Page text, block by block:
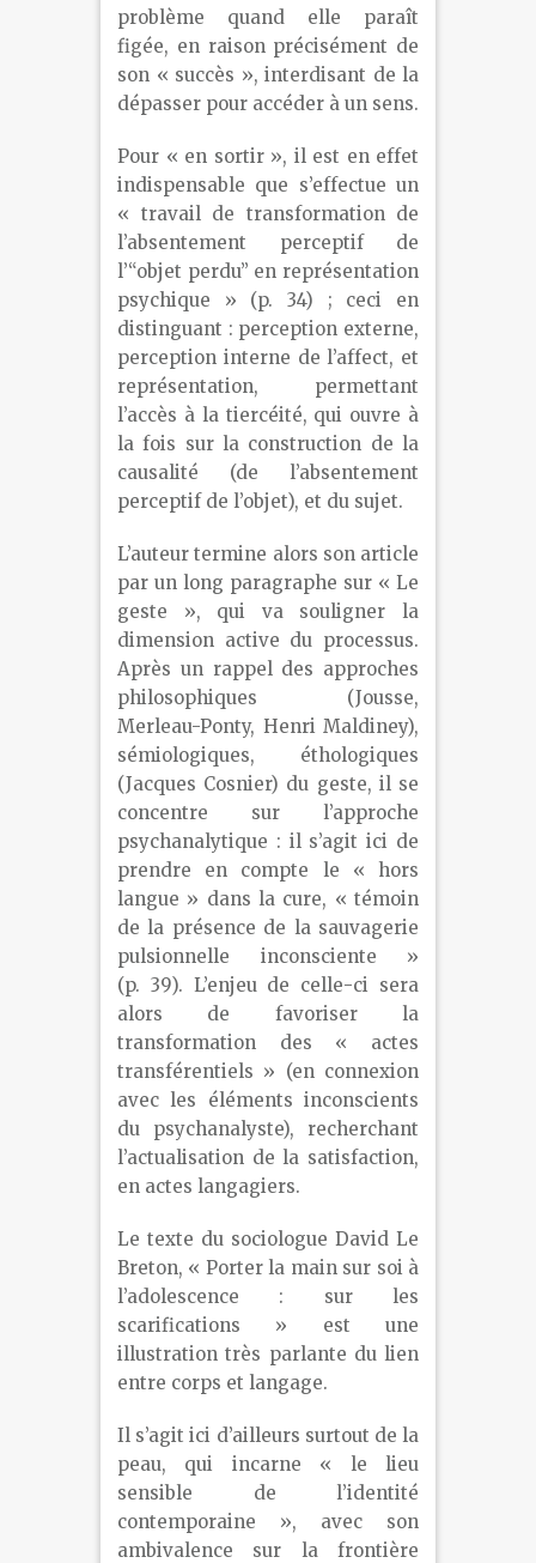
problème quand elle paraît
figée, en raison précisément de
son « succès », interdisant de la
dépasser pour accéder à un sens.
Pour « en sortir », il est en effet
indispensable que s’effectue un
« travail de transformation de
l’absentement perceptif de
l’“objet perdu” en représentation
psychique » (p. 34) ; ceci en
distinguant : perception externe,
perception interne de l’affect, et
représentation, permettant
l’accès à la tiercéité, qui ouvre à
la fois sur la construction de la
causalité (de l’absentement
perceptif de l’objet), et du sujet.
L’auteur termine alors son article
par un long paragraphe sur « Le
geste », qui va souligner la
dimension active du processus.
Après un rappel des approches
philosophiques (Jousse,
Merleau-Ponty, Henri Maldiney),
sémiologiques, éthologiques
(Jacques Cosnier) du geste, il se
concentre sur l’approche
psychanalytique : il s’agit ici de
prendre en compte le « hors
langue » dans la cure, « témoin
de la présence de la sauvagerie
pulsionnelle inconsciente »
(p. 39). L’enjeu de celle-ci sera
alors de favoriser la
transformation des « actes
transférentiels » (en connexion
avec les éléments inconscients
du psychanalyste), recherchant
l’actualisation de la satisfaction,
en actes langagiers.
Le texte du sociologue David Le
Breton, « Porter la main sur soi à
l’adolescence : sur les
scarifications » est une
illustration très parlante du lien
entre corps et langage.
Il s’agit ici d’ailleurs surtout de la
peau, qui incarne « le lieu
sensible de l’identité
contemporaine », avec son
ambivalence sur la frontière